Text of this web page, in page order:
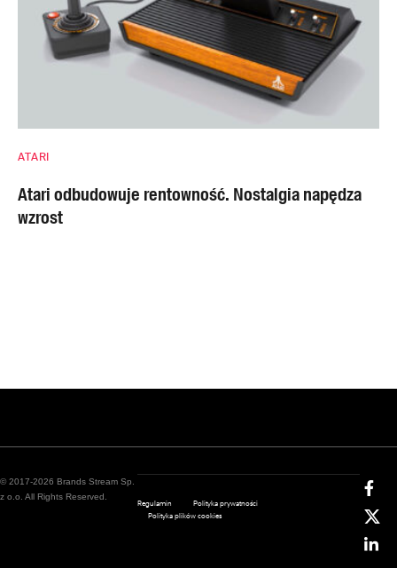
ATARI
Atari odbudowuje rentowność. Nostalgia napędza
wzrost
© 2017-2026 Brands Stream Sp.
z o.o. All Rights Reserved.
Regulamin
Polityka prywatności
Polityka plików cookies